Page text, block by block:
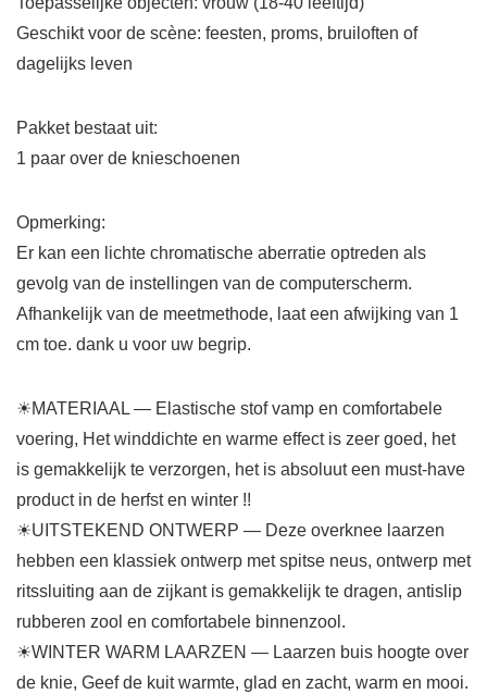
Geschikt voor de scène: feesten, proms, bruiloften of
dagelijks leven
Pakket bestaat uit:
1 paar over de knieschoenen
Opmerking:
Er kan een lichte chromatische aberratie optreden als
gevolg van de instellingen van de computerscherm.
Afhankelijk van de meetmethode, laat een afwijking van 1
cm toe. dank u voor uw begrip.
☀MATERIAAL — Elastische stof vamp en comfortabele
voering, Het winddichte en warme effect is zeer goed, het
is gemakkelijk te verzorgen, het is absoluut een must-have
product in de herfst en winter !!
☀UITSTEKEND ONTWERP — Deze overknee laarzen
hebben een klassiek ontwerp met spitse neus, ontwerp met
ritssluiting aan de zijkant is gemakkelijk te dragen, antislip
rubberen zool en comfortabele binnenzool.
☀WINTER WARM LAARZEN — Laarzen buis hoogte over
de knie, Geef de kuit warmte, glad en zacht, warm en mooi.